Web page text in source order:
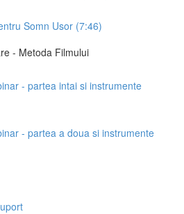
Somn Usor (7:46)
- Metoda Filmului
- partea intai si instrumente
- partea a doua si instrumente